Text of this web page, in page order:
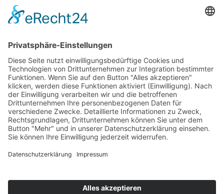
Bekanntmachungen
Zu uns
Unser Team
Arbeiten bei Innovation Salzburg
Anfahrt
Die Innovation Salzburg GmbH ist ein Unternehmen von
Salzburg und Industriellenvereinigung Salzburg.